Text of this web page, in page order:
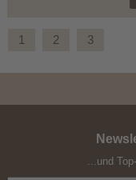
1 2 3
...und